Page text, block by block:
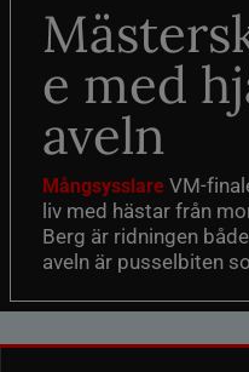
e med
aveln
Mångsysslare VM-
liv med hästar från
Berg är ridningen
aveln är pusselbiten